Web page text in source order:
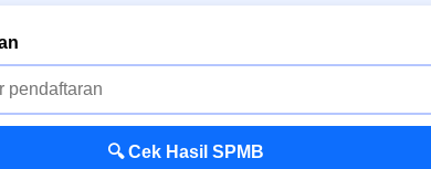
🔍 Cek Hasil SPMB